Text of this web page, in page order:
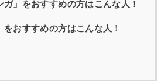
ガ」をおすすめの方はこんな人！
をおすすめの方はこんな人！